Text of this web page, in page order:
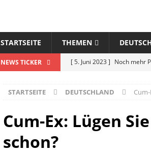
STARTSEITE THEMEN
NEWS TICKER [ 5. Juni 2023 ] Noch mehr
[ 15. Mai 2024 ]
„Wann ist
[ 14. Mai 2024 ]
Wem
[ 14. Mai 2024 ]
STARTSEITE DEUTSCHLAND
Cum-Ex: Lügen
schon?